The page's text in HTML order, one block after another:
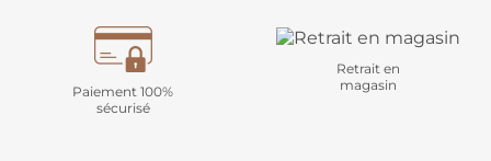
Paiement 100%
sécurisé
Retrait en
magasin